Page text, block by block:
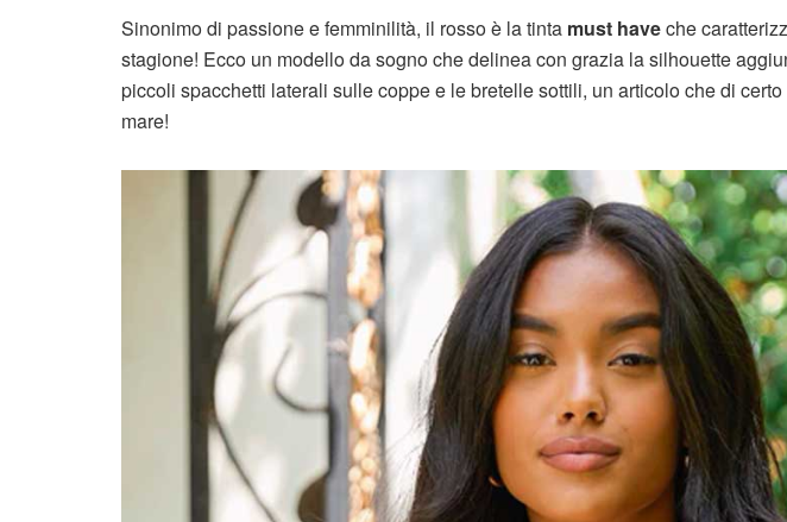
Sinonimo di passione e femminilità, il rosso è la tinta must haveche
stagione! Ecco un modello da sogno che delinea con grazia la silhouette
piccoli spacchetti laterali sulle coppe e le bretelle sottili, un articolo che di
mare!